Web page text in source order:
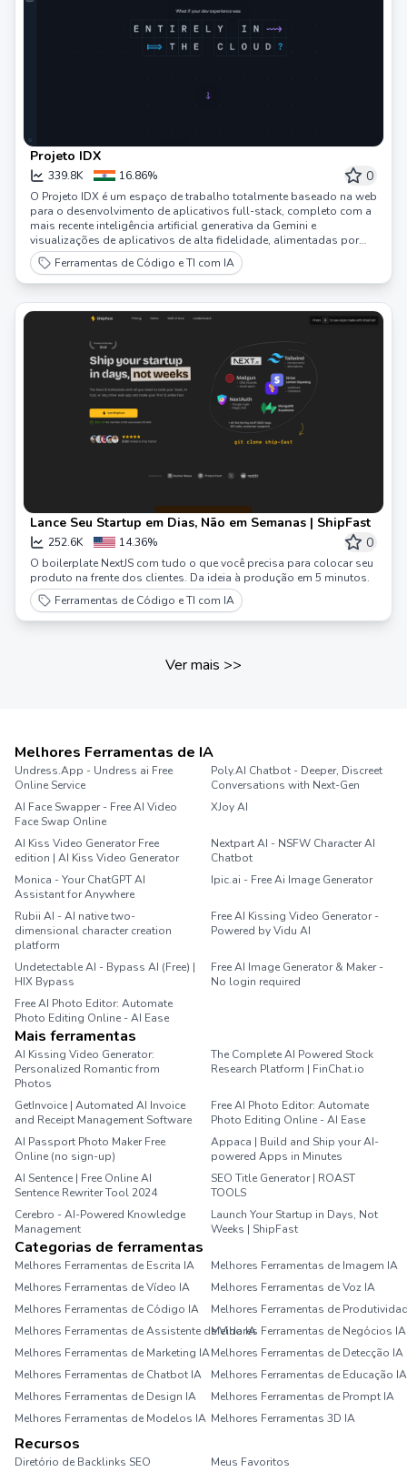
Projeto IDX
339.8K 16.86% 0
O Projeto IDX é um espaço de trabalho totalmente baseado na web
para o desenvolvimento de aplicativos full-stack, completo com a
mais recente inteligência artificial generativa da Gemini e
visualizações de aplicativos de alta fidelidade, alimentadas por
emuladores de nuvem.
Ferramentas de Código e TI com IA
Lance Seu Startup em Dias, Não em Semanas | ShipFast
252.6K 14.36% 0
O boilerplate NextJS com tudo o que você precisa para colocar seu
produto na frente dos clientes. Da ideia à produção em 5 minutos.
Ferramentas de Código e TI com IA
Ver mais >>
Melhores Ferramentas de IA
Undress.App - Undress ai Free
Online Service
Poly.AI Chatbot - Deeper, Discreet
Conversations with Next-Gen
AI Face Swapper - Free AI Video
Face Swap Online
XJoy AI
AI Kiss Video Generator Free
edition | AI Kiss Video Generator
Nextpart AI - NSFW Character AI
Chatbot
Monica - Your ChatGPT AI
Assistant for Anywhere
Ipic.ai - Free Ai Image Generator
Rubii AI - AI native two-
dimensional character creation
platform
Free AI Kissing Video Generator -
Powered by Vidu AI
Undetectable AI - Bypass AI (Free) |
HIX Bypass
Free AI Image Generator & Maker -
No login required
Free AI Photo Editor: Automate
Photo Editing Online - AI Ease
Mais ferramentas
AI Kissing Video Generator:
Personalized Romantic from
Photos
The Complete AI Powered Stock
Research Platform | FinChat.io
GetInvoice | Automated AI Invoice
and Receipt Management Software
Free AI Photo Editor: Automate
Photo Editing Online - AI Ease
AI Passport Photo Maker Free
Online (no sign-up)
Appaca | Build and Ship your AI-
powered Apps in Minutes
AI Sentence | Free Online AI
Sentence Rewriter Tool 2024
SEO Title Generator | ROAST
TOOLS
Cerebro - AI-Powered Knowledge
Management
Launch Your Startup in Days, Not
Weeks | ShipFast
Categorias de ferramentas
Melhores Ferramentas de Escrita IA
Melhores Ferramentas de Imagem IA
Melhores Ferramentas de Vídeo IA
Melhores Ferramentas de Voz IA
Melhores Ferramentas de Código IA
Melhores Ferramentas de
Melhores Ferramentas de Assistente de Vida IAMelhores Ferramentas de Negócios IA
Melhores Ferramentas de Marketing IAMelhores Ferramentas de Detecção IA
Melhores Ferramentas de Chatbot IA
Melhores Ferramentas de Educação IA
Melhores Ferramentas de Design IA
Melhores Ferramentas de Prompt IA
Melhores Ferramentas de Modelos IA Melhores Ferramentas 3D IA
Recursos
Diretório de Backlinks SEO
Meus Favoritos